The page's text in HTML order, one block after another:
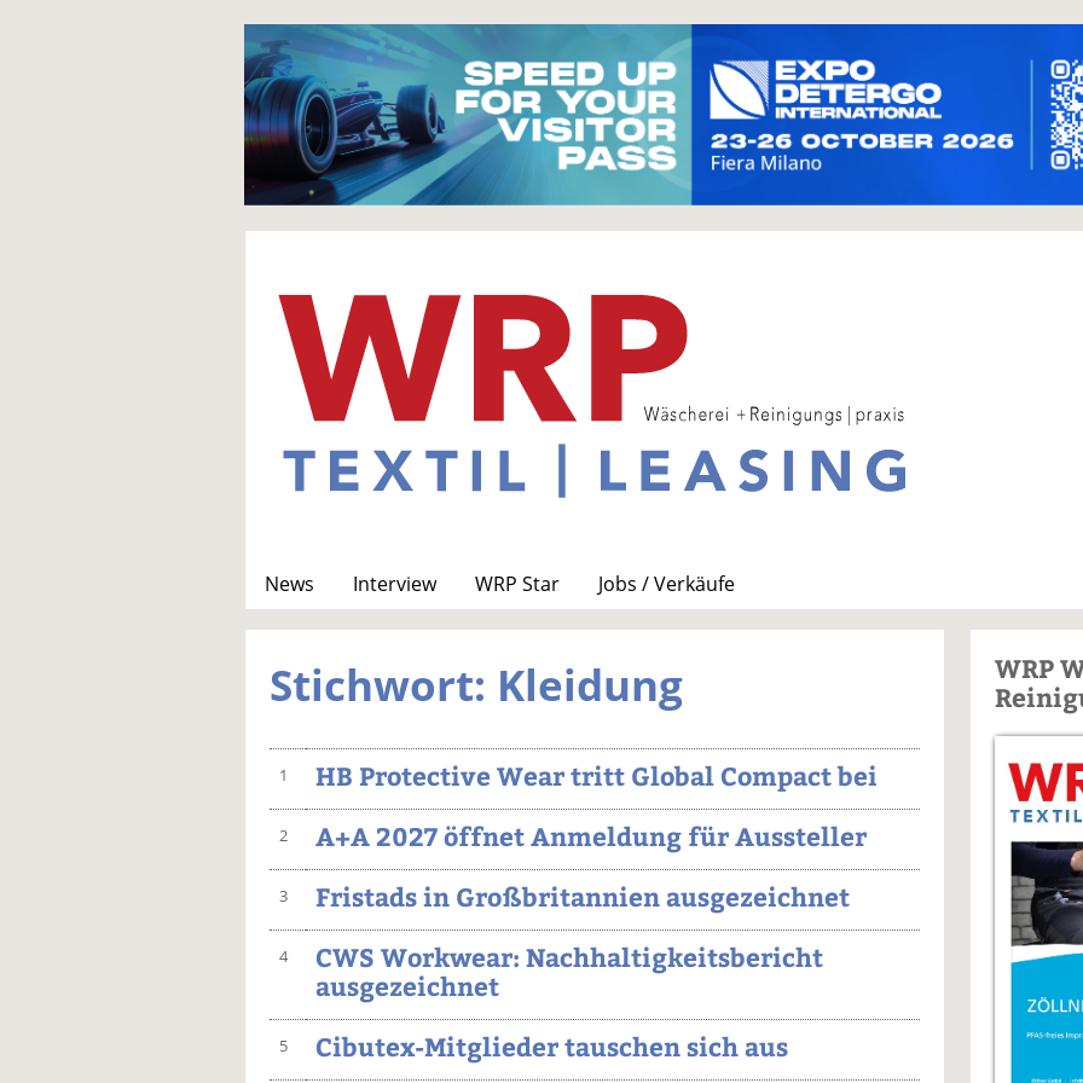
News Interview WRP Star
Jobs / Verkäufe
Stichwort: Kleidung
1 HB Protective Wear tritt Global Compact bei
2 A+A 2027 öffnet Anmeldung für Aussteller
3 Fristads in Großbritannien ausgezeichnet
4
CWS Workwear: Nachhaltigkeitsbericht
ausgezeichnet
5 Cibutex-Mitglieder tauschen sich aus
WRP